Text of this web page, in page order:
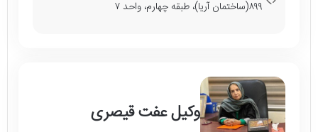
۸۹۹(ساختمان آریا)، طبقه چهارم، واحد ۷
وکیل عفت قیصری